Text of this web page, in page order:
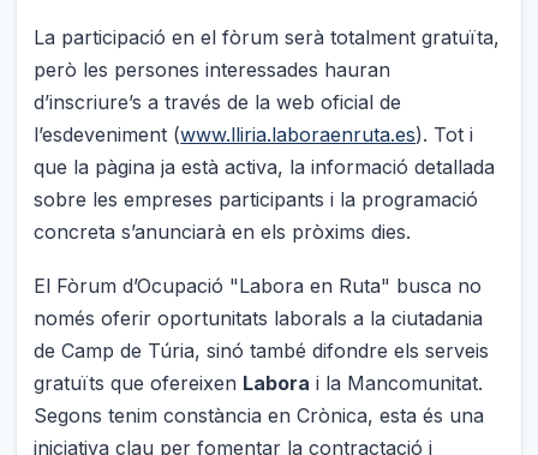
La participació en el fòrum serà totalment gratuïta,
però les persones interessades hauran
d’inscriure’s a través de la web oficial de
l’esdeveniment (www.lliria.laboraenruta.es). Tot i
que la pàgina ja està activa, la informació detallada
sobre les empreses participants i la programació
concreta s’anunciarà en els pròxims dies.
El Fòrum d’Ocupació "Labora en Ruta" busca no
només oferir oportunitats laborals a la ciutadania
de Camp de Túria, sinó també difondre els serveis
gratuïts que ofereixen Labora i la Mancomunitat.
Segons tenim constància en Crònica, esta és una
iniciativa clau per fomentar la contractació i